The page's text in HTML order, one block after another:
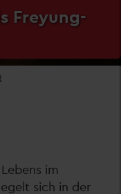
Freyung-
im
sich in der